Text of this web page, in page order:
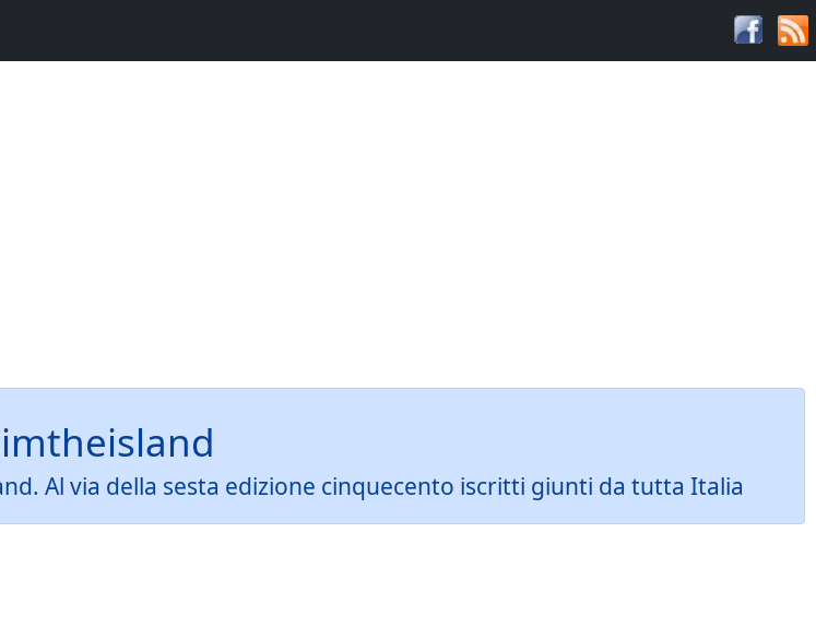
Al via della sesta edizione cinquecento iscritti giunti da tutta Italia